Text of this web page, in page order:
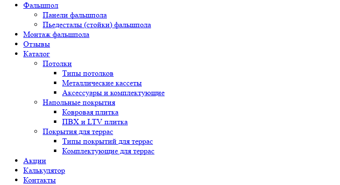
Фальшпол
Панели фальшпола
Пьедесталы (стойки) фальшпола
Монтаж фальшпола
Отзывы
Каталог
Потолки
Типы потолков
Металлические кассеты
Аксессуары и комплектующие
Напольные покрытия
Ковровая плитка
ПВХ и LTV плитка
Покрытия для террас
Типы покрытий для террас
Комплектующие для террас
Акции
Калькулятор
Контакты